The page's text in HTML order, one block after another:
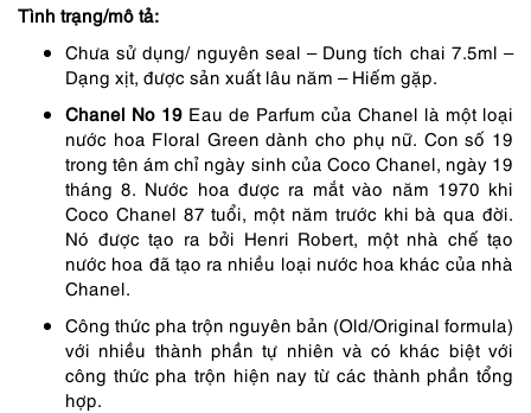
893,000 ₫.
Tình trạng/mô tả:
Chưa sử dụng/ nguyên seal – Dung tích chai 7.5ml –
Dạng xịt, được sản xuất lâu năm – Hiếm gặp.
Chanel No 19 Eau de Parfum của Chanel là một loại
nước hoa Floral Green dành cho phụ nữ. Con số 19
trong tên ám chỉ ngày sinh của Coco Chanel, ngày 19
tháng 8. Nước hoa được ra mắt vào năm 1970 khi
Coco Chanel 87 tuổi, một năm trước khi bà qua đời.
Nó được tạo ra bởi Henri Robert, một nhà chế tạo
nước hoa đã tạo ra nhiều loại nước hoa khác của nhà
Chanel.
Công thức pha trộn nguyên bản (Old/Original formula)
với nhiều thành phần tự nhiên và có khác biệt với
công thức pha trộn hiện nay từ các thành phần tổng
hợp.